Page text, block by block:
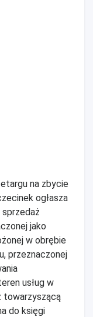
na zbycie
ogłasza
jako
w obrębie
przeznaczonej
usług w
towarzyszącą
do księgi